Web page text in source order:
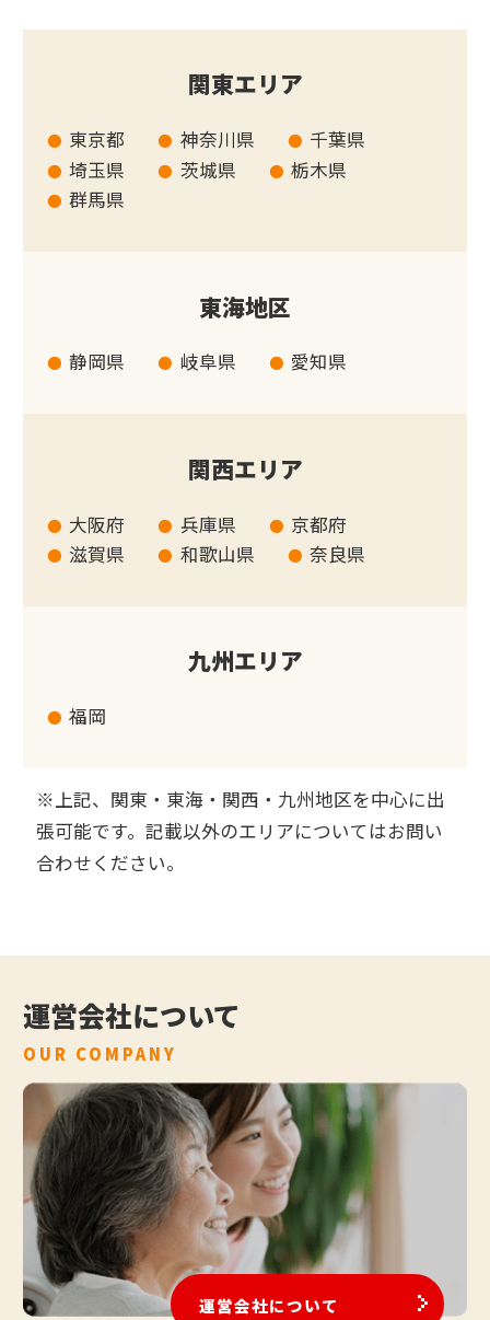
関東エリア
東京都 神奈川県
千葉県
埼玉県
茨城県
栃木県
群馬県
東海地区
静岡県 岐阜県 愛知県
関西エリア
大阪府 兵庫県
京都府
滋賀県
和歌山県 奈良県
九州エリア
福岡
※上記、関東・東海・関西・九州地区を中心に出
張可能です。記載以外のエリアについてはお問い
合わせください。
運営会社について
OUR COMPANY
運営会社について